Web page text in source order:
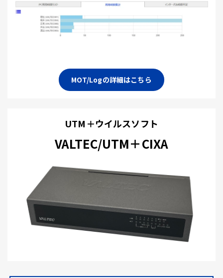
MOT/Logの詳細はこちら
UTM＋ウイルスソフト
VALTEC/UTM＋CIXA